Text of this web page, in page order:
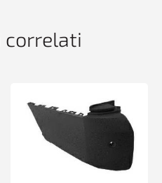
correlati